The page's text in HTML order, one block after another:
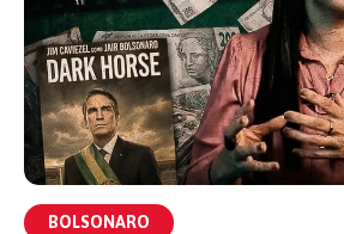
BOLSONARO